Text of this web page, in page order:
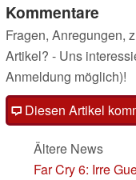
Kommentare
Fragen, Anregungen,
Artikel? - Uns
Anmeldung möglich)!
Diesen Artikel
Ältere News
Far Cry 6: Irre